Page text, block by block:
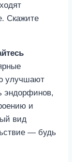
Скажите
улучшают
эндорфинов,
и
вид
— будь